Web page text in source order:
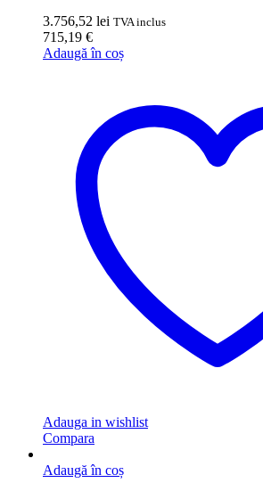
3.756,52 lei TVA inclus
715,19 €
Adaugă în coș
Adauga in wishlist
Compara
Adaugă în coș